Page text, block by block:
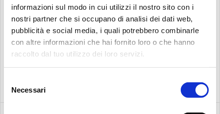
informazioni sul modo in cui utilizzi il nostro sito con i
nostri partner che si occupano di analisi dei dati web,
pubblicità e social media, i quali potrebbero combinarle
con altre informazioni che hai fornito loro o che hanno
raccolto dal tuo utilizzo dei loro servizi.
delNecessari
Suche: